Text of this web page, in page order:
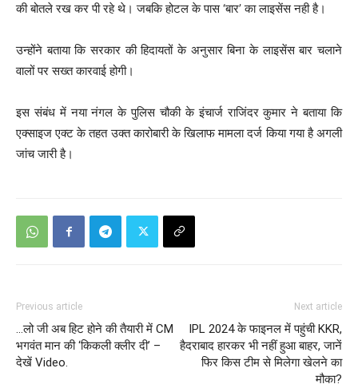
की बोतले रख कर पी रहे थे। जबकि होटल के पास ‘बार’ का लाइसेंस नही है।
उन्होंने बताया कि सरकार की हिदायतों के अनुसार बिना के लाइसेंस बार चलाने
वालों पर सख्त कारवाई होगी।
इस संबंध में नया नंगल के पुलिस चौकी के इंचार्ज राजिंदर कुमार ने बताया कि
एक्साइज एक्ट के तहत उक्त कारोबारी के खिलाफ मामला दर्ज किया गया है अगली
जांच जारी है।
Previous article
…लो जी अब हिट होने की तैयारी में CM
भगवंत मान की ‘किकली क्लीर दी’ –
देखें Video.
Next article
IPL 2024 के फाइनल में पहुंची KKR,
हैदराबाद हारकर भी नहीं हुआ बाहर, जानें
फिर किस टीम से मिलेगा खेलने का
मौका?